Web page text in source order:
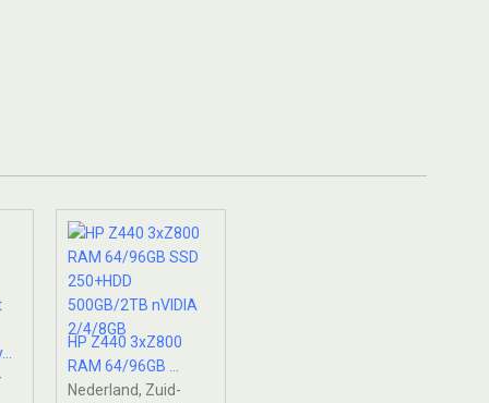
HP Z440 3xZ800
RAM 64/96GB ...
Nederland, Zuid-